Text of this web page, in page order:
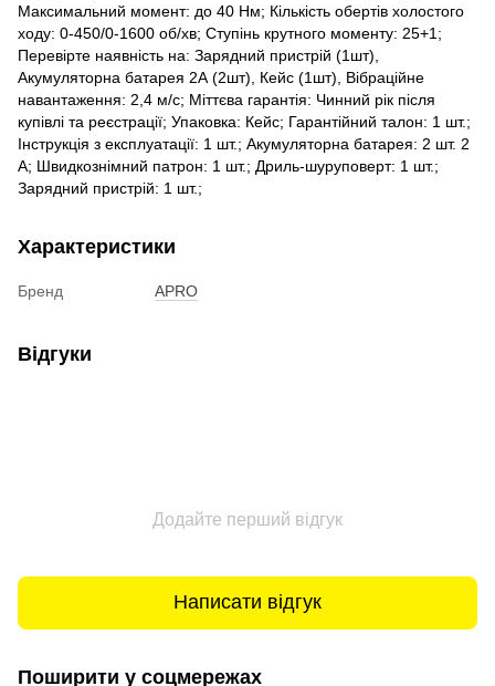
Максимальний момент: до 40 Нм; Кількість обертів холостого
ходу: 0-450/0-1600 об/хв; Ступінь крутного моменту: 25+1;
Перевірте наявність на: Зарядний пристрій (1шт),
Акумуляторна батарея 2А (2шт), Кейс (1шт), Вібраційне
навантаження: 2,4 м/с; Міттєва гарантія: Чинний рік після
купівлі та реєстрації; Упаковка: Кейс; Гарантійний талон: 1 шт.;
Інструкція з експлуатації: 1 шт.; Акумуляторна батарея: 2 шт. 2
А; Швидкознімний патрон: 1 шт.; Дриль-шуруповерт: 1 шт.;
Зарядний пристрій: 1 шт.;
Характеристики
Бренд APRO
Відгуки
Додайте перший відгук
Написати відгук
Поширити у соцмережах